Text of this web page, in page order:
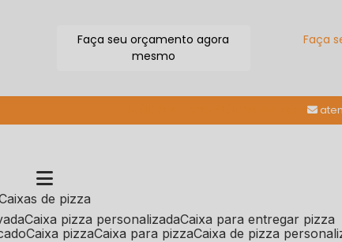
Faça seu orçamento agora
mesmo
Faça
caixas de pizza
caixa pizza personalizada caixa para entregar pizza
caixa pizza caixa para pizza caixa de pizza